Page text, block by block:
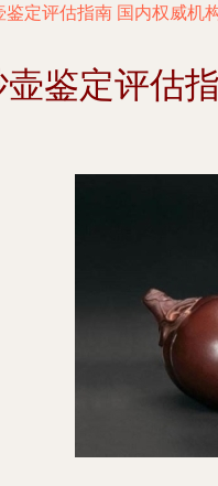
鉴定评估指南 国内权威机
鉴定评估